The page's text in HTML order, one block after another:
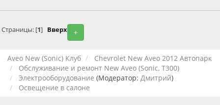
+
Страницы: [1] Вверх
Aveo New (Sonic) Клуб
Chevrolet New Aveo 2012 Автопарк
Обслуживание и ремонт New Aveo (Sonic, T300)
Электрооборудование (Модератор: Дмитрий)
Освещение в салоне